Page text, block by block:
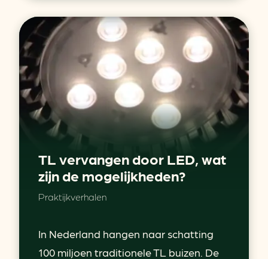
TL vervangen door LED, wat
zijn de mogelijkheden?
Praktijkverhalen
In Nederland hangen naar schatting
100 miljoen traditionele TL buizen. De